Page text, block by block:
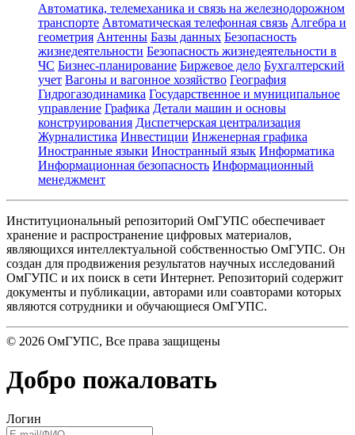
Автоматика, телемеханика и связь на железнодорожном
транспорте Автоматическая телефонная связь Алгебра и
геометрия Антенны Базы данных Безопасность
жизнедеятельности Безопасность жизнедеятельности в
ЧС Бизнес-планирование Биржевое дело Бухгалтерский
учет Вагоны и вагонное хозяйство География
Гидрогазодинамика Государственное и муниципальное
управление Графика Детали машин и основы
конструирования Диспетчерская централизация
Журналистика Инвестиции Инженерная графика
Иностранные языки Иностранный язык Информатика
Информационная безопасность Информационный
менеджмент
Институциональный репозиторий ОмГУПС обеспечивает
хранение и распространение цифровых материалов,
являющихся интеллектуальной собственностью ОмГУПС. Он
создан для продвижения результатов научных исследований
ОмГУПС и их поиск в сети Интернет. Репозиторий содержит
документы и публикации, авторами или соавторами которых
являются сотрудники и обучающиеся ОмГУПС.
© 2026 ОмГУПС, Все права защищены
Добро пожаловать
Логин